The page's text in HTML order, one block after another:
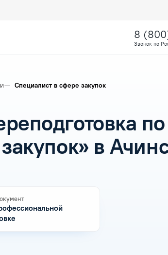
8
Звонок по
Специалист в сфере закупок
в